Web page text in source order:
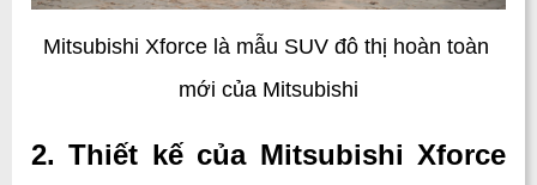
Mitsubishi Xforce là mẫu SUV đô thị hoàn toàn
mới của Mitsubishi
2. Thiết kế của Mitsubishi Xforce